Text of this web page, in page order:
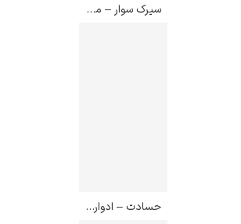
سیرک سوار – مارک شاگال
حسادت – ادوارد مونک